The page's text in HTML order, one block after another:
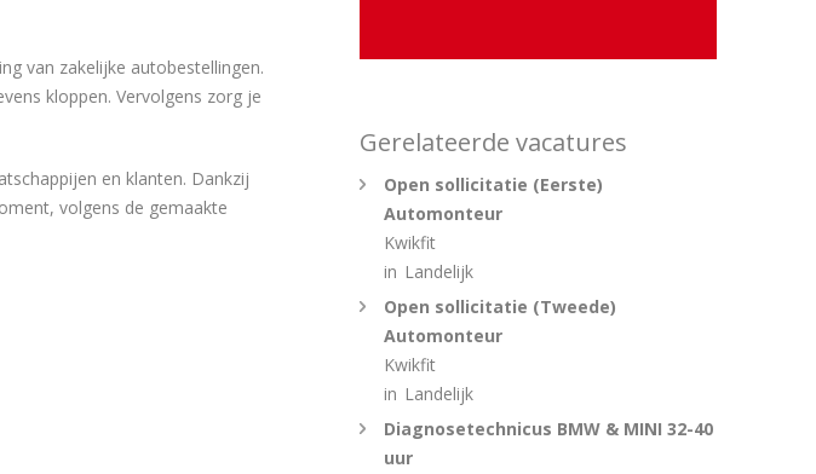
van zakelijke autobestellingen.
kloppen. Vervolgens zorg je
en klanten. Dankzij
volgens de gemaakte
Gerelateerde vacatures
Open sollicitatie (Eerste)
Automonteur
Kwikfit
in Landelijk
Open sollicitatie (Tweede)
Automonteur
Kwikfit
in Landelijk
Diagnosetechnicus BMW & MINI 32-40
uur